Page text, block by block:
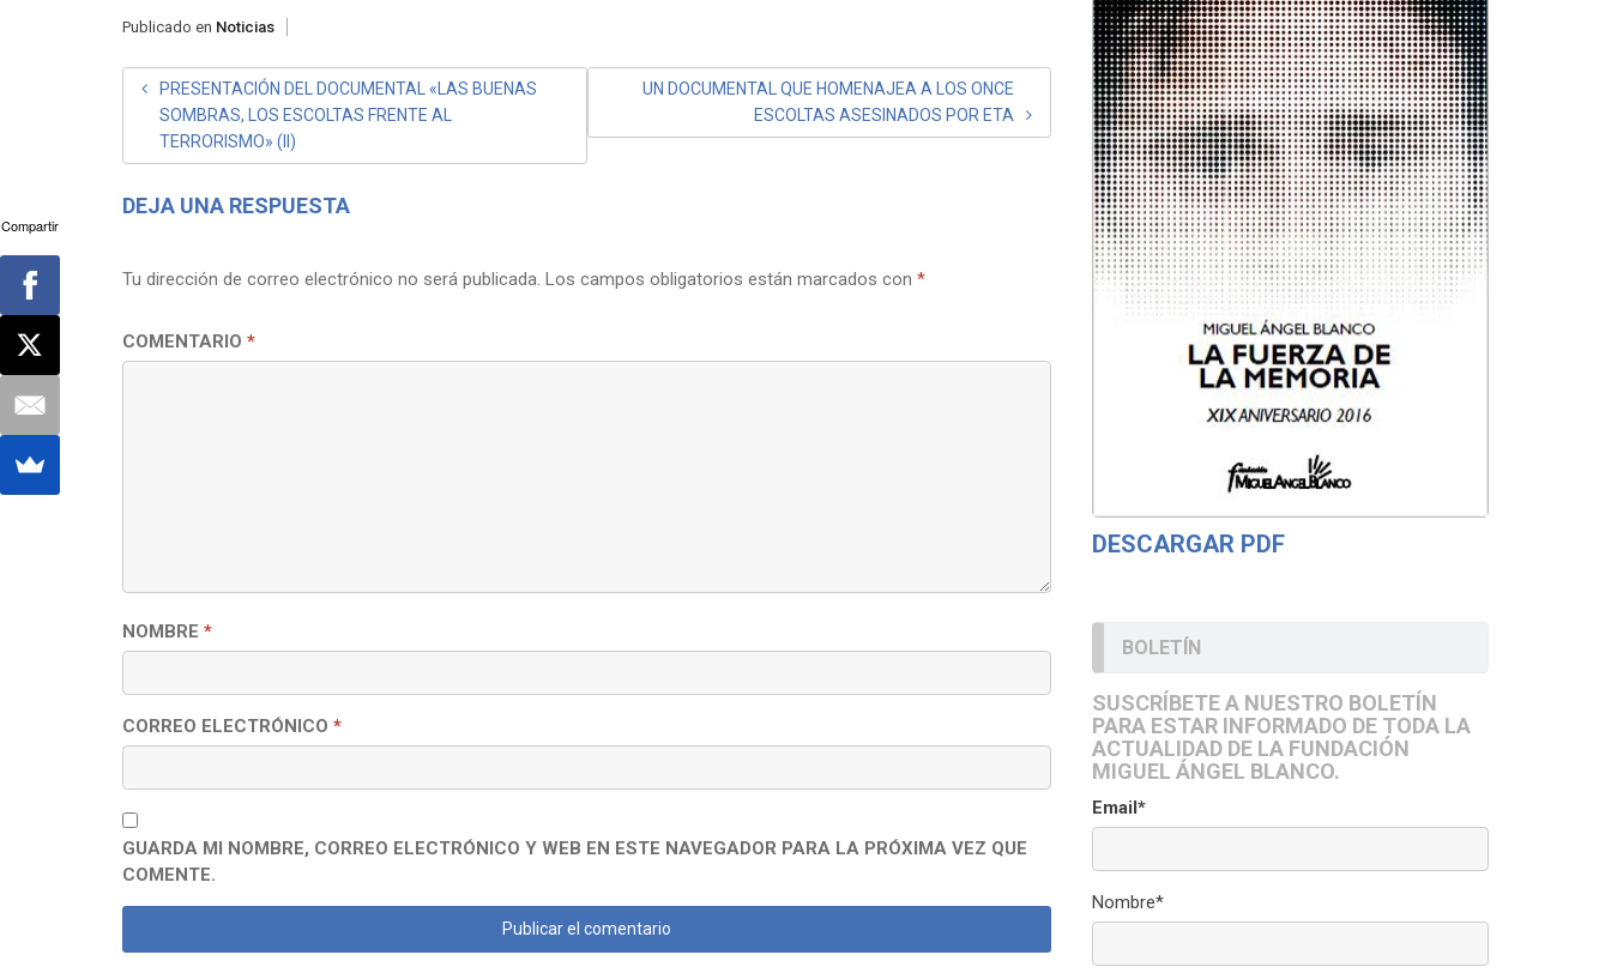
Publicado en Noticias
NAVEGACIÓN
ENTRADAS
PRESENTACIÓN DEL DOCUMENTAL «LAS BUENAS
SOMBRAS, LOS ESCOLTAS FRENTE AL
TERRORISMO» (II)
UN DOCUMENTAL QUE HOMENAJEA A LOS ONCE
ESCOLTAS ASESINADOS POR ETA
DEJA UNA RESPUESTA
Tu dirección de correo electrónico no será publicada. Los campos obligatorios están marcados con *
COMENTARIO *
NOMBRE *
CORREO ELECTRÓNICO *
GUARDA MI NOMBRE, CORREO ELECTRÓNICO Y WEB EN ESTE NAVEGADOR PARA LA PRÓXIMA VEZ QUE
COMENTE.
DESCARGAR PDF
BOLETÍN
SUSCRÍBETE A NUESTRO BOLETÍN
PARA ESTAR INFORMADO DE TODA LA
ACTUALIDAD DE LA FUNDACIÓN
MIGUEL ÁNGEL BLANCO.
Email*
Nombre*
Compartir